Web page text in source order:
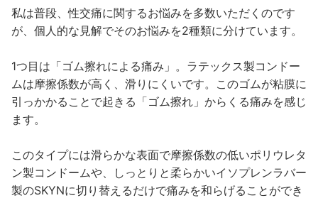
私は普段、性交痛に関するお悩みを多数いただくのです
が、個人的な見解でそのお悩みを2種類に分けています。
1つ目は「ゴム擦れによる痛み」。ラテックス製コンドー
ムは摩擦係数が高く、滑りにくいです。このゴムが粘膜に
引っかかることで起きる「ゴム擦れ」からくる痛みを感じ
ます。
このタイプには滑らかな表面で摩擦係数の低いポリウレタ
ン製コンドームや、しっとりと柔らかいイソプレンラバー
製のSKYNに切り替えるだけで痛みを和らげることができ